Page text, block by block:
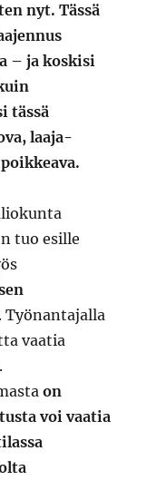
nyt. Tässä
– ja koskisi
tässä
laaja-
tuo esille
. Työnantajalla
vaatia
on
voi vaatia